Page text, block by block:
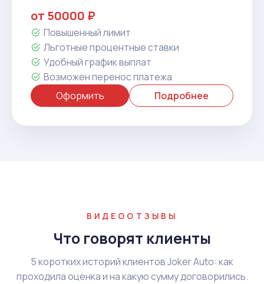
от 50000 ₽
Повышенный лимит
Льготные процентные ставки
Удобный график выплат
Возможен перенос платежа
Оформить
Подробнее
ВИДЕООТЗЫВЫ
Что говорят клиенты
5 коротких историй клиентов Joker Auto: как
проходила оценка и на какую сумму договорились.